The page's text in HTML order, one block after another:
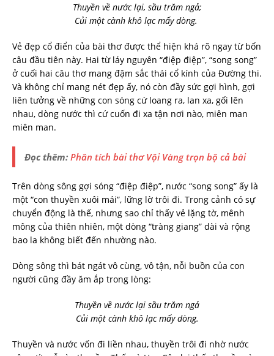
Thuyền về nước lại, sầu trăm ngả;
Củi một cành khô lạc mấy dòng.
Vẻ đẹp cổ điển của bài thơ được thể hiện khá rõ ngay từ bốn
câu đầu tiên này. Hai từ láy nguyên “điệp điệp”, “song song”
ở cuối hai câu thơ mang đậm sắc thái cổ kính của Đường thi.
Và không chỉ mang nét đẹp ấy, nó còn đầy sức gợi hình, gợi
liên tưởng về những con sóng cứ loang ra, lan xa, gối lên
nhau, dòng nước thì cứ cuốn đi xa tận nơi nào, miên man
miên man.
Đọc thêm: Phân tích bài thơ Vội Vàng trọn bộ cả bài
Trên dòng sông gợi sóng “điệp điệp”, nước “song song” ấy là
một “con thuyền xuôi mái”, lững lờ trôi đi. Trong cảnh có sự
chuyển động là thế, nhưng sao chỉ thấy vẻ lặng tờ, mênh
mông của thiên nhiên, một dòng “tràng giang” dài và rộng
bao la không biết đến nhường nào.
Dòng sông thì bát ngát vô cùng, vô tận, nỗi buồn của con
người cũng đầy ăm ắp trong lòng:
Thuyền về nước lại sầu trăm ngả
Củi một cành khô lạc mấy dòng.
Thuyền và nước vốn đi liền nhau, thuyền trôi đi nhờ nước